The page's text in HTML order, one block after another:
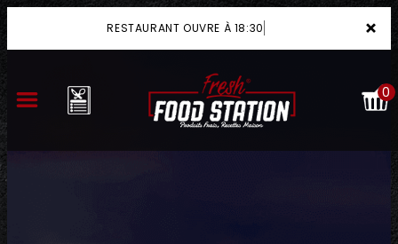
×
RESTAURANT OUVRE À 18:30
0